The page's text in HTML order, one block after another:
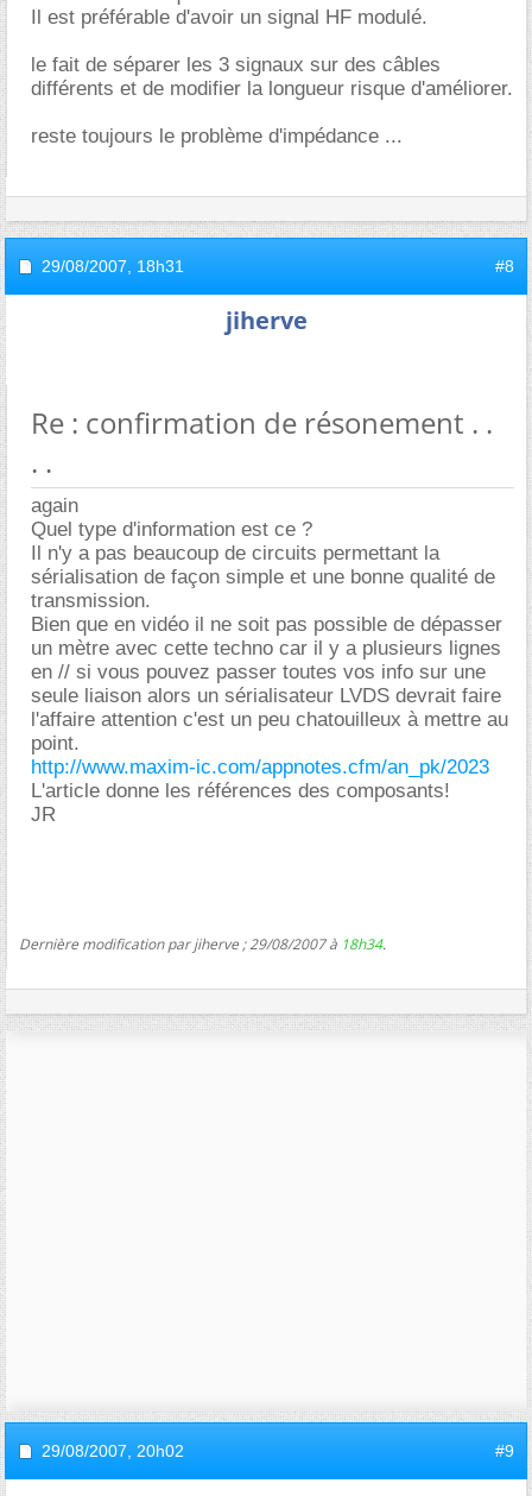
Il est préférable d'avoir un signal HF modulé.
le fait de séparer les 3 signaux sur des câbles
différents et de modifier la longueur risque d'améliorer.
reste toujours le problème d'impédance ...
29/08/2007, 18h31 #8
jiherve
Re : confirmation de résonement . .
. .
again
Quel type d'information est ce ?
Il n'y a pas beaucoup de circuits permettant la
sérialisation de façon simple et une bonne qualité de
transmission.
Bien que en vidéo il ne soit pas possible de dépasser
un mètre avec cette techno car il y a plusieurs lignes
en // si vous pouvez passer toutes vos info sur une
seule liaison alors un sérialisateur LVDS devrait faire
l'affaire attention c'est un peu chatouilleux à mettre au
point.
http://www.maxim-ic.com/appnotes.cfm/an_pk/2023
L'article donne les références des composants!
JR
Dernière modification par jiherve ; 29/08/2007 à 18h34.
29/08/2007, 20h02 #9